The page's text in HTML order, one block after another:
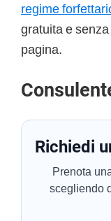
regime
gratuita e
pagina.
Richiedi
Prenota
scegliendo